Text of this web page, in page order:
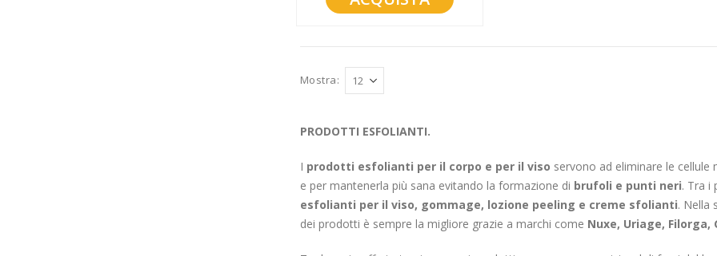
Mostra
PRODOTTI ESFOLIANTI.
I prodotti esfolianti per il corpo e per il viso servono ad eliminare le
e per mantenerla più sana evitando la formazione di brufoli e punti neri. Tra i
esfolianti per il viso, gommage, lozione peeling e creme sfolianti. Nella
dei prodotti è sempre la migliore grazie a marchi come Nuxe, Uriage, Filorga,